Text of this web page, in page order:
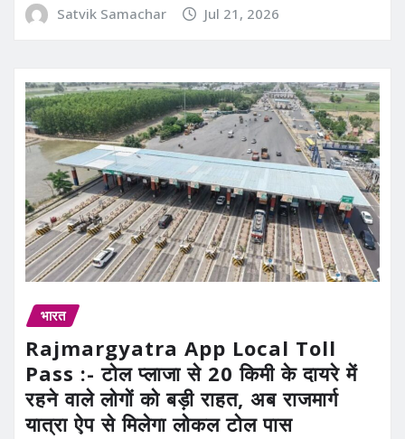
Satvik Samachar Jul 21, 2026
भारत
Rajmargyatra App Local Toll
Pass :- टोल प्लाजा से 20 किमी के दायरे में
रहने वाले लोगों को बड़ी राहत, अब राजमार्ग
यात्रा ऐप से मिलेगा लोकल टोल पास